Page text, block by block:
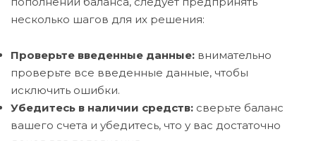
несколько шагов для их решения:
Проверьте введенные данные: внимательно
проверьте все введенные данные, чтобы
исключить ошибки.
Убедитесь в наличии средств: сверьте баланс
вашего счета и убедитесь, что у вас достаточно